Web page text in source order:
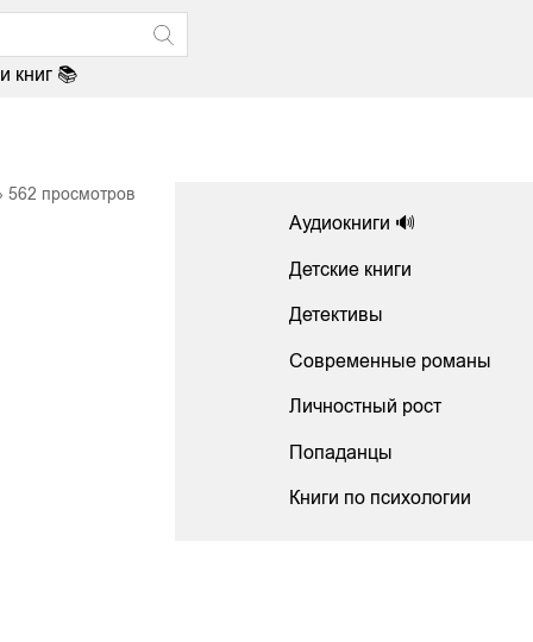
книг 📚
562 просмотров
Аудиокниги 🔊
Детские книги
Детективы
Современные романы
Личностный рост
Попаданцы
Книги по психологии